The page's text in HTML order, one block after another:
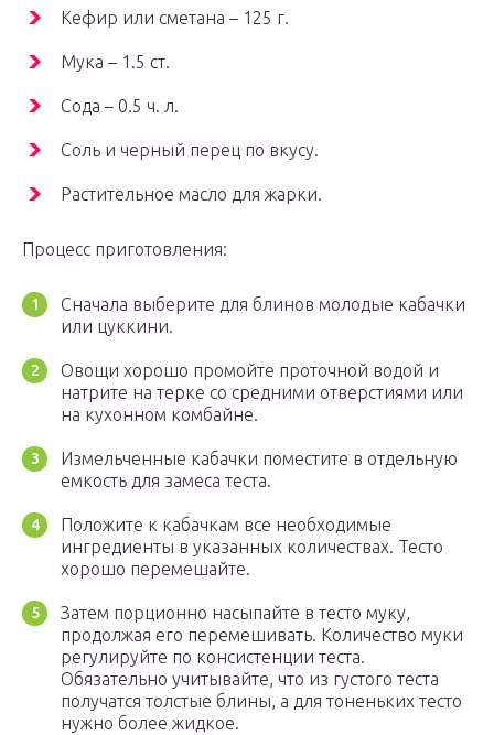
Кефир или сметана – 125 г.
Мука – 1.5 ст.
Сода – 0.5 ч. л.
Соль и черный перец по вкусу.
Растительное масло для жарки.
Процесс приготовления:
Сначала выберите для блинов молодые кабачки
или цуккини.
Овощи хорошо промойте проточной водой и
натрите на терке со средними отверстиями или
на кухонном комбайне.
Измельченные кабачки поместите в отдельную
емкость для замеса теста.
Положите к кабачкам все необходимые
ингредиенты в указанных количествах. Тесто
хорошо перемешайте.
Затем порционно насыпайте в тесто муку,
продолжая его перемешивать. Количество муки
регулируйте по консистенции теста.
Обязательно учитывайте, что из густого теста
получатся толстые блины, а для тоненьких тесто
нужно более жидкое.